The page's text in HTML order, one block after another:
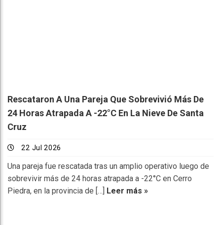
Rescataron A Una Pareja Que Sobrevivió Más De
24 Horas Atrapada A -22°C En La Nieve De Santa
Cruz
22 Jul 2026
Una pareja fue rescatada tras un amplio operativo luego de
sobrevivir más de 24 horas atrapada a -22°C en Cerro
Piedra, en la provincia de […] Leer más »